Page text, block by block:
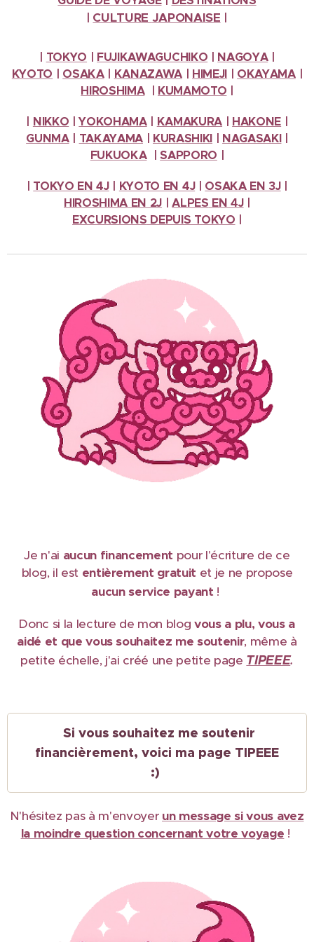
CULTURE JAPONAISE |
TOKYO FUJIKAWAGUCHIKO NAGOYA|
KYOTO
OSAKA| KANAZAWA HIMEJI OKAYAMA|
HIROSHIMA| KUMAMOTO
NIKKO |YOKOHAMA| KAMAKURA HAKONE
GUNMA| TAKAYAMA| KURASHIKI NAGASAKI|
FUKUOKA|SAPPORO
TOKYO EN 4J KYOTO EN 4J OSAKA EN 3J
HIROSHIMA EN 2J
|ALPES EN 4J
EXCURSIONS DEPUIS TOKYO
Je n'ai aucun financement pour l'écriture de ce
blog, il est entièrement gratuit et je ne propose
aucun service payant !
Donc si la lecture de mon blogvous a plu, vous a
aidé et que vous souhaitez me soutenir, même à
petite échelle, j'ai créé une petite page TIPEEE.
Si vous souhaitez me soutenir
financièrement, voici ma page TIPEEE
:)
N'hésitez pas à m'envoyer un message si vous avez
la moindre question concernant votre voyage !